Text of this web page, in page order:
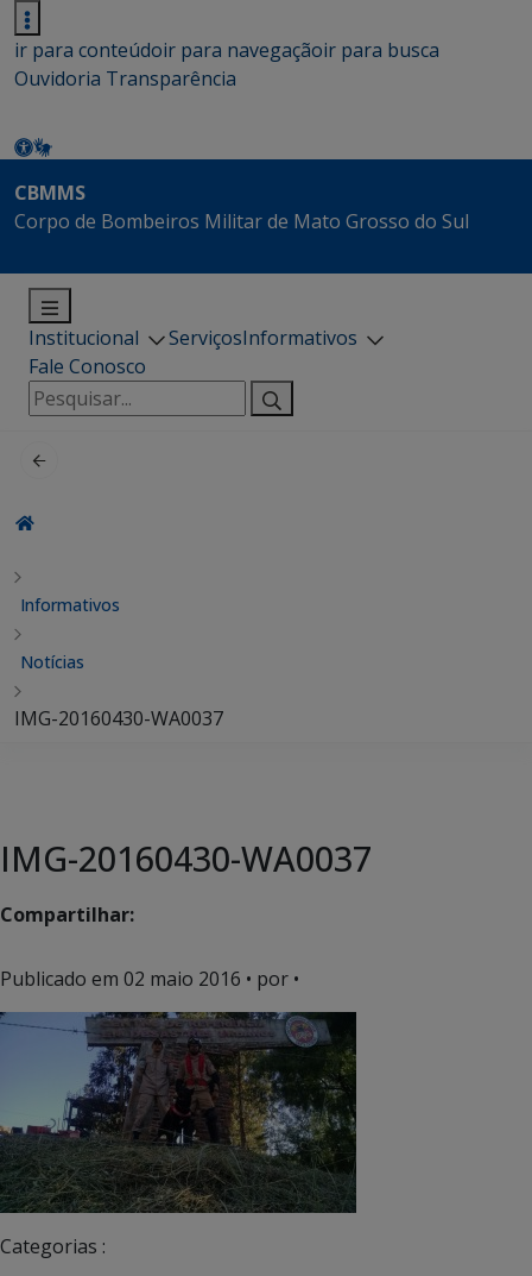
ir para conteúdoir para navegaçãoir para busca
Ouvidoria Transparência
CBMMS
Corpo de Bombeiros Militar de Mato Grosso do Sul
Institucional ServiçosInformativos
Fale Conosco
Pesquisar
por:
Informativos
Notícias
IMG-20160430-WA0037
IMG-20160430-WA0037
Compartilhar:
Publicado em 02 maio 2016 • por •
Categorias :